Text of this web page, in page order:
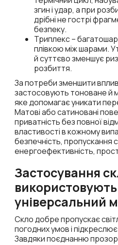
згин і удар, а при
дрібні не гострі
безпеку.
Триплекс –
плівкою між шарами.
й суттєво зменшує
розбиття.
За потреби зменшити
застосовують тоноване й
яке допомагає уникати
Матові або сатиновані
приватність без повної
властивості в кожному
безпечність, пропускання
енергоефективність,
Застосування
універсальний
Скло добре пропускає
погодних умов і підкреслює
Завдяки поєднанню